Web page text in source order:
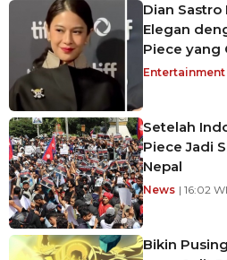
Dian Sastro
Elegan
Piece yang
Entertainment
Setelah
Piece Jadi
Nepal
News | 16:02
Bikin